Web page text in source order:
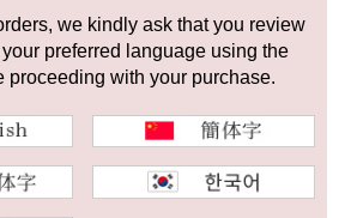
品の状態から探す
未使用品
アンティーク品
SALE
we kindly ask that you review
preferred language using the
proceeding with your purchase.